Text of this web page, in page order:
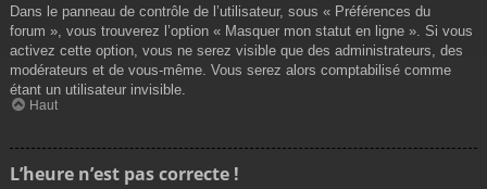
Dans le panneau de contrôle de l’utilisateur, sous « Préférences du
forum », vous trouverez l’option « Masquer mon statut en ligne ». Si vous
activez cette option, vous ne serez visible que des administrateurs, des
modérateurs et de vous-même. Vous serez alors comptabilisé comme
étant un utilisateur invisible.
Haut
L’heure n’est pas correcte !